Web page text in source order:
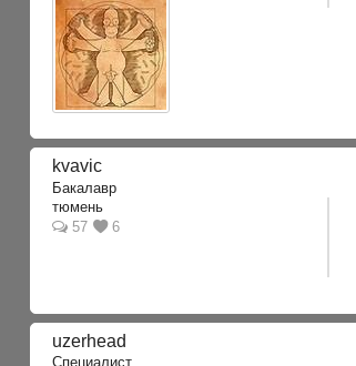
kvavic
Бакалавр
тюмень
57
6
uzerhead
Специалист